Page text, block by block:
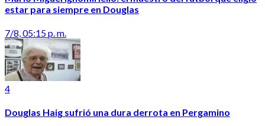
estar para siempre en Douglas
7/8, 05:15 p. m.
4
Douglas Haig sufrió una dura derrota en Pergamino